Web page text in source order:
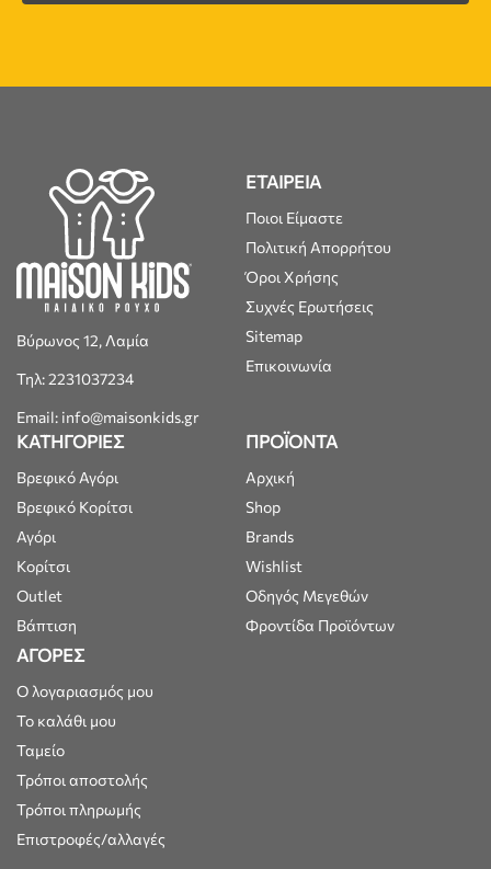
Βύρωνος 12, Λαμία
Τηλ: 2231037234
Email: info@maisonkids.gr
ΕΤΑΙΡΕΙΑ
Ποιοι Είμαστε
Πολιτική Απορρήτου
Όροι Χρήσης
Συχνές Ερωτήσεις
Sitemap
Επικοινωνία
ΚΑΤΗΓΟΡΙΕΣ
Βρεφικό Αγόρι
Βρεφικό Κορίτσι
Αγόρι
Κορίτσι
Outlet
Βάπτιση
ΠΡΟΪΟΝΤΑ
Αρχική
Shop
Brands
Wishlist
Οδηγός Μεγεθών
Φροντίδα Προϊόντων
ΑΓΟΡΕΣ
Ο λογαριασμός μου
Το καλάθι μου
Ταμείο
Τρόποι αποστολής
Τρόποι πληρωμής
Επιστροφές/αλλαγές